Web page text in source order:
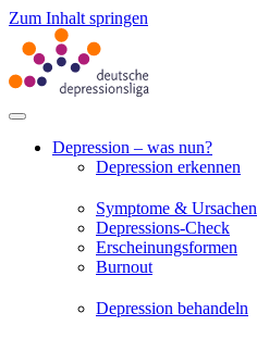
Zum Inhalt springen
Depression – was nun?
Depression erkennen
Symptome & Ursachen
Depressions-Check
Erscheinungsformen
Burnout
Depression behandeln